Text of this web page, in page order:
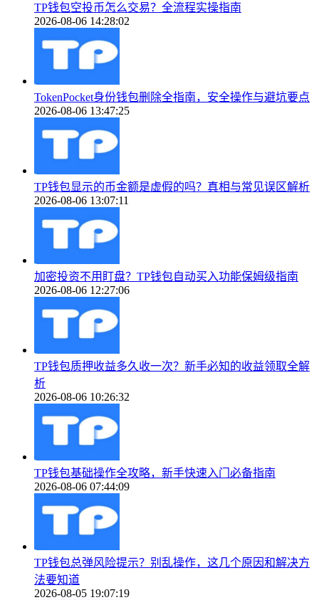
TP钱包空投币怎么交易？全流程实操指南
2026-08-06 14:28:02
TokenPocket身份钱包删除全指南，安全操作与避坑要点
2026-08-06 13:47:25
TP钱包显示的币金额是虚假的吗？真相与常见误区解析
2026-08-06 13:07:11
加密投资不用盯盘？TP钱包自动买入功能保姆级指南
2026-08-06 12:27:06
TP钱包质押收益多久收一次？新手必知的收益领取全解
析
2026-08-06 10:26:32
TP钱包基础操作全攻略，新手快速入门必备指南
2026-08-06 07:44:09
TP钱包总弹风险提示？别乱操作，这几个原因和解决方
法要知道
2026-08-05 19:07:19